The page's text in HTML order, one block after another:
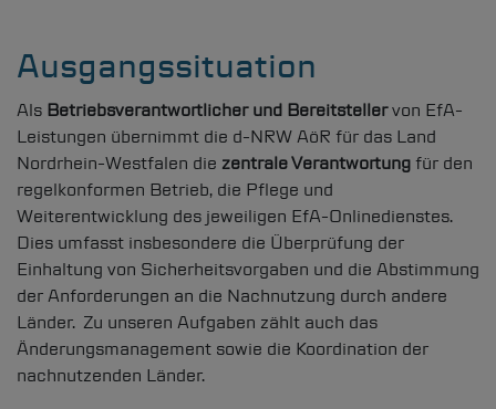
Informationen zur Barrierefreiheit
Leichte Sprache
Ausgangssituation
Als Betriebsverantwortlicher und Bereitstellervon EfA-
Leistungen übernimmt die d-NRWAöR für das Land
Nordrhein-Westfalen die zentrale Verantwortungfür den
regelkonformen Betrieb, die Pflege und
Weiterentwicklung des jeweiligen EfA-Onlinedienstes.
Dies umfasst insbesondere die Überprüfung der
Einhaltung von Sicherheitsvorgaben und die Abstimmung
der Anforderungen an die Nachnutzung durch andere
Länder. Zu unseren Aufgaben zählt auch das
Änderungsmanagement sowie die Koordination der
nachnutzenden Länder.